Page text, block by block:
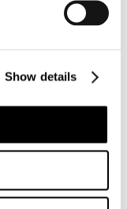
Show details
di Gestione. Roma,